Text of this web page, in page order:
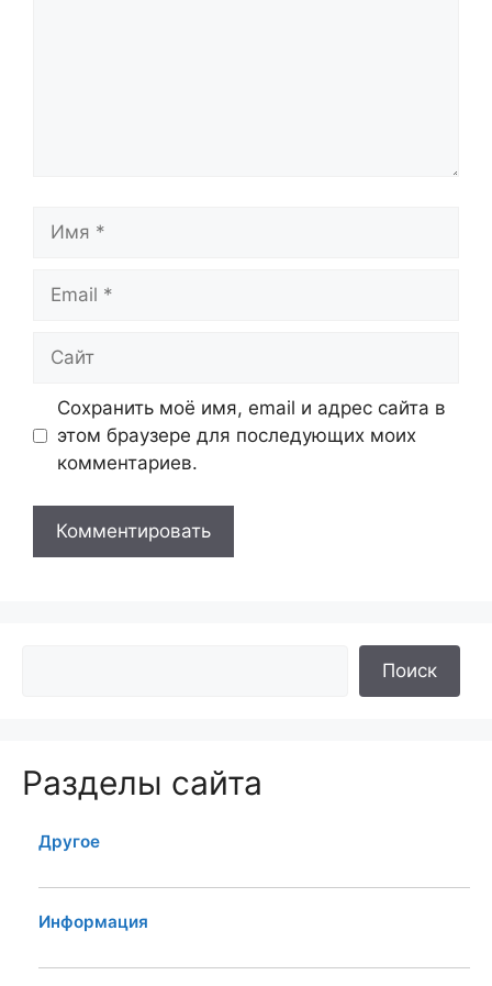
Имя
Email
Сайт
Сохранить моё имя, email и адрес сайта в
этом браузере для последующих моих
комментариев.
Поиск
Разделы сайта
Другое
Информация